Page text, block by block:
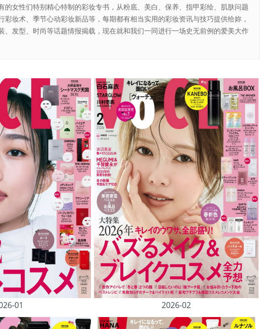
的女性们特别精心特制的彩妆专书，从粉底、美白、保养、指甲彩绘、肌肤问题
彩妆术、季节心动彩妆新品等，每期都有相当实用的彩妆资讯与技巧提供给妳，
、发型、时尚等话题情报揭载，现在就和我们一同进行一场史无前例的爱美大作
01 2026-02